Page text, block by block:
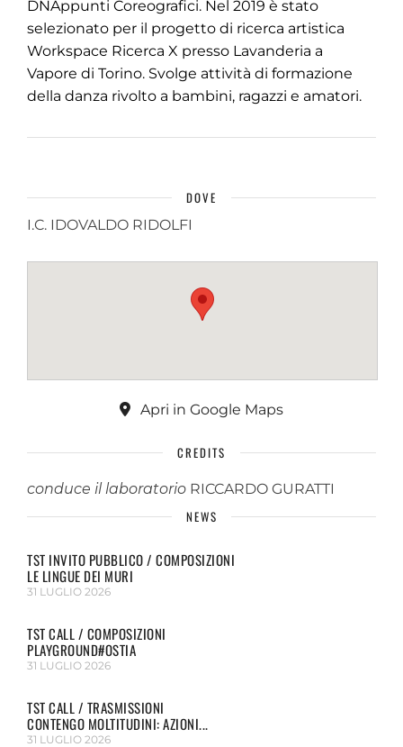
DNAppunti Coreografici. Nel 2019 è stato
selezionato per il progetto di ricerca artistica
Workspace Ricerca X presso Lavanderia a
Vapore di Torino. Svolge attività di formazione
della danza rivolto a bambini, ragazzi e amatori.
DOVE
I.C. IDOVALDO RIDOLFI
Apri in Google Maps
CREDITS
conduce il laboratorio RICCARDO GURATTI
NEWS
TST INVITO PUBBLICO / COMPOSIZIONI
LE LINGUE DEI MURI
31 LUGLIO 2026
TST CALL / COMPOSIZIONI
PLAYGROUND#OSTIA
31 LUGLIO 2026
TST CALL / TRASMISSIONI
CONTENGO MOLTITUDINI: AZIONI...
31 LUGLIO 2026